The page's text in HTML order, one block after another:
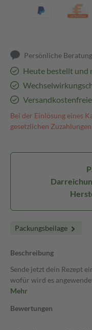
Persönliche Beratung
Heute bestellt und
Bei der Einlösung eines
gesetzlichen
Packungsbeilage
Beschreibung
Sende jetzt dein Rezept
wofür wird es
Mehr
Bewertungen